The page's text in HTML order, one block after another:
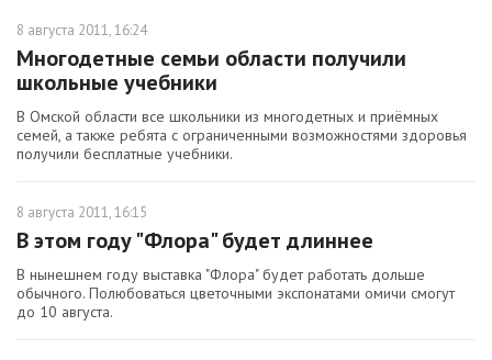
8 августа 2011, 16:24
Многодетные семьи области получили
школьные учебники
В Омской области все школьники из многодетных и приёмных
семей, а также ребята с ограниченными возможностями здоровья
получили бесплатные учебники.
8 августа 2011, 16:15
В этом году "Флора" будет длиннее
В нынешнем году выставка "Флора" будет работать дольше
обычного. Полюбоваться цветочными экспонатами омичи смогут
до 10 августа.